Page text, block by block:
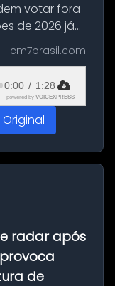
votar fora
de 2026 já
a partir
pode ser
cm7brasil.com
0:00 / 1:28
powered by VOICEXPRESS
Original
radar após
de